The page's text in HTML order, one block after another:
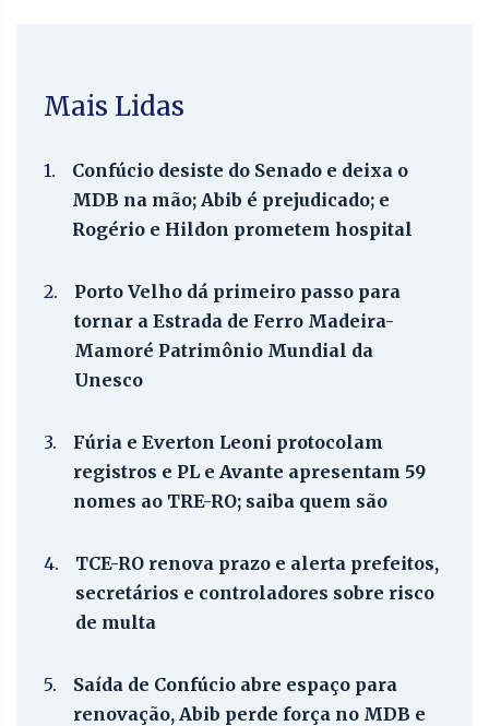
Mais Lidas
1.
Confúcio desiste do Senado e deixa o
MDB na mão; Abib é prejudicado; e
Rogério e Hildon prometem hospital
2.
Porto Velho dá primeiro passo para
tornar a Estrada de Ferro Madeira-
Mamoré Patrimônio Mundial da
Unesco
3.
Fúria e Everton Leoni protocolam
registros e PL e Avante apresentam 59
nomes ao TRE-RO; saiba quem são
4.
TCE-RO renova prazo e alerta prefeitos,
secretários e controladores sobre risco
de multa
5.
Saída de Confúcio abre espaço para
renovação, Abib perde força no MDB e